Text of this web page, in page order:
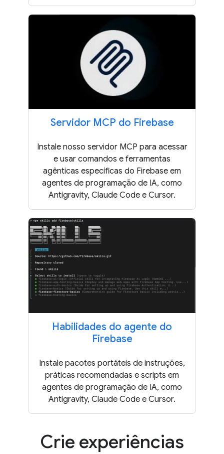
Servidor MCP do Firebase
Instale nosso servidor MCP para acessar
e usar comandos e ferramentas
agênticas específicas do Firebase em
agentes de programação de IA, como
Antigravity, Claude Code e Cursor.
Habilidades do agente do
Firebase
Instale pacotes portáteis de instruções,
práticas recomendadas e scripts em
agentes de programação de IA, como
Antigravity, Claude Code e Cursor.
Crie experiências